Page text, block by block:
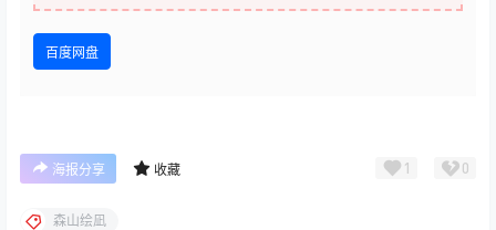
百度网盘
海报分享 收藏 1 0
森山绘凪